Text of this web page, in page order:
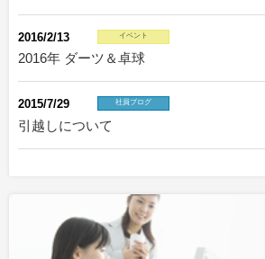
イベント
2016年 ダーツ＆卓球
2016/2/13
社員ブログ
引越しについて
2015/7/29